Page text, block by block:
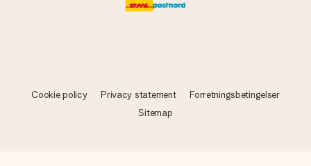
Cookie policy Privacy statement
Forretningsbetingelser
Sitemap